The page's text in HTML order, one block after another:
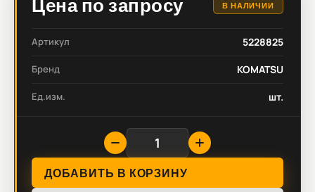
Цена по запросу В НАЛИЧИИ
Артикул 5228825
Бренд KOMATSU
Ед.изм. шт.
ДОБАВИТЬ В КОРЗИНУ